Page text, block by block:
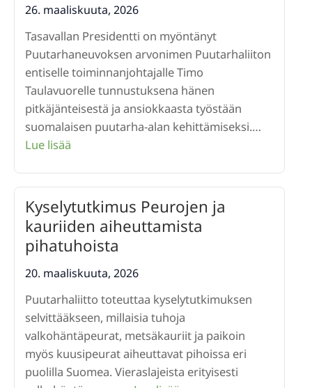
lanttu
26. maaliskuuta, 2026
Tasavallan Presidentti on myöntänyt
Puutarhaneuvoksen arvonimen Puutarhaliiton
entiselle toiminnanjohtajalle Timo
Taulavuorelle tunnustuksena hänen
pitkäjänteisestä ja ansiokkaasta työstään
suomalaisen puutarha-alan kehittämiseksi.…
Lue lisää
Timo
Taulavuorelle
Kyselytutkimus Peurojen ja
kauriiden aiheuttamista
pihatuhoista
20. maaliskuuta, 2026
Puutarhaliitto toteuttaa kyselytutkimuksen
selvittääkseen, millaisia tuhoja
valkohäntäpeurat, metsäkauriit ja paikoin
myös kuusipeurat aiheuttavat pihoissa eri
puolilla Suomea. Vieraslajeista erityisesti